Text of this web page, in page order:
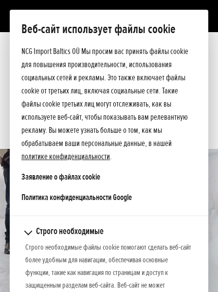
Веб-сайт использует файлы cookie
NCG Import Baltics OÜ Мы просим вас принять файлы cookie
для повышения производительности, использования
социальных сетей и рекламы. Это также включает файлы
cookie от третьих лиц, включая социальные сети. Такие
файлы cookie третьих лиц могут отслеживать, как вы
используете веб-сайт, чтобы показывать вам релевантную
рекламу. Вы можете узнать больше о том, как мы
обрабатываем ваши персональные данные, в нашей
политике конфиденциальности.
Заявление о файлах cookie
Политика конфиденциальности Googleopens in a new tab
Строго необходимые
Строго необходимые файлы cookie помогают сделать веб-сайт
более удобным для навигации, обеспечивая основные
функции, такие как навигация по страницам и доступ к
защищенным разделам веб-сайта. Веб-сайт не может
Презентация
Прейскурант
Помощь при покупке
Спросите подробнее
ПРЕДЛОЖЕНИЕ
СЕРВИС
КОНТАКТЫ